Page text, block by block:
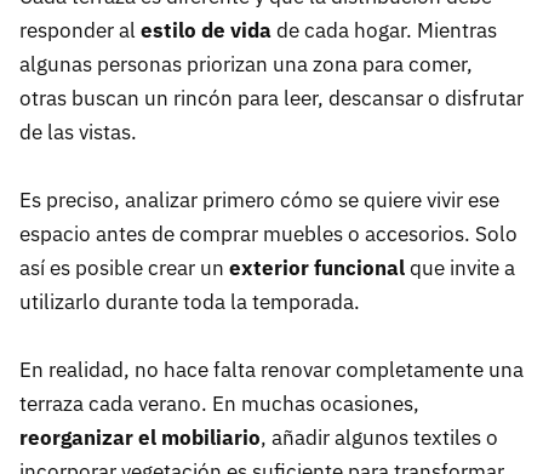
responder al estilo de vidade cada hogar. Mientras
algunas personas priorizan una zona para comer,
otras buscan un rincón para leer, descansar o disfrutar
de las vistas.
Es preciso, analizar primero cómo se quiere vivir ese
espacio antes de comprar muebles o accesorios. Solo
así es posible crear un exterior funcionalque invite a
utilizarlo durante toda la temporada.
En realidad, no hace falta renovar completamente una
terraza cada verano. En muchas ocasiones,
reorganizar el mobiliario, añadir algunos textiles o